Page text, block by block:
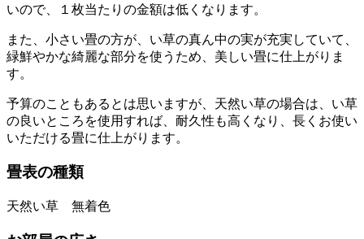
いので、１枚当たりの金額は低くなります。
また、小さい畳の方が、い草の真ん中の実が充実していて、
緑鮮やかな綺麗な部分を使うため、美しい畳に仕上がりま
す。
予算のこともあるとは思いますが、天然い草の場合は、い草
の良いところを使用すれば、耐久性も高くなり、長くお使い
いただける畳に仕上がります。
畳表の種類
天然い草 無着色